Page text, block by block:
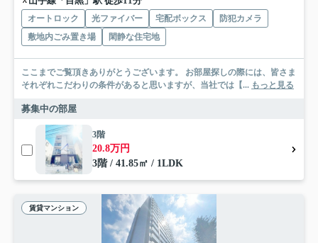
オートロック 光ファイバー 宅配ボックス
防犯カメラ
敷地内ごみ置き場
閑静な住宅地
ここまでご覧頂きありがとうございます。 お部屋探しの際には、皆さま
それぞれこだわりの条件があると思いますが、当社では【... もっと見る
募集中の部屋
3階
20.8万円
3階 / 41.85㎡ / 1LDK
賃貸マンション